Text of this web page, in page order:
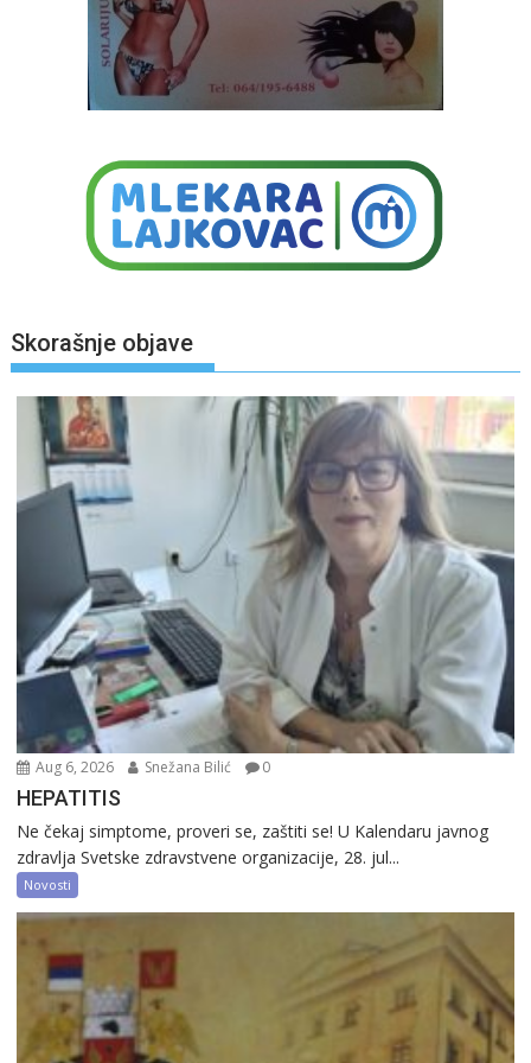
Skorašnje objave
Aug 6, 2026 Snežana Bilić 0
HEPATITIS
Ne čekaj simptome, proveri se, zaštiti se! U Kalendaru javnog
zdravlja Svetske zdravstvene organizacije, 28. jul...
Novosti